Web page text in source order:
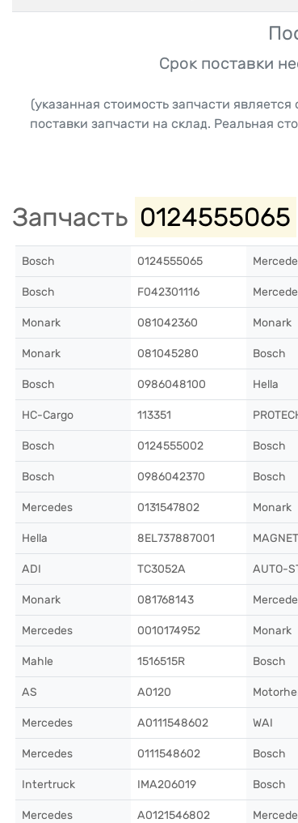
Срок поставки
(указанная стоимость запчасти
поставки запчасти на склад. Реальная
Запчасть 0124555065
Bosch 0124555065
Bosch F042301116
Monark 081042360 Monark
Monark 081045280 Bosch
Bosch 0986048100 Hella
HC-Cargo 113351
Bosch 0124555002 Bosch
Bosch 0986042370 Bosch
Mercedes 0131547802 Monark
Hella 8EL737887001
ADI TC3052A AUTO-
Monark 081768143
Mercedes 0010174952 Monark
Mahle 1516515R Bosch
AS A0120
Mercedes A0111548602 WAI
Mercedes 0111548602 Bosch
Intertruck IMA206019 Bosch
Mercedes A0121546802